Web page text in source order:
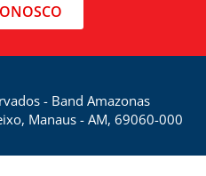
- Band Amazonas
Manaus - AM, 69060-000